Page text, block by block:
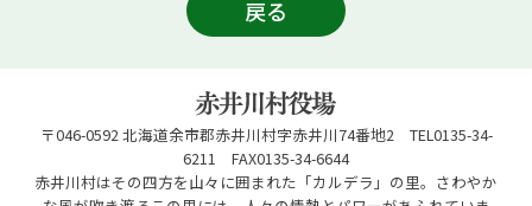
戻る
〒046-0592 北海道余市郡赤井川村字赤井川74番地2 TEL0135-34-
6211 FAX0135-34-6644
赤井川村はその四方を山々に囲まれた「カルデラ」の里。さわやか